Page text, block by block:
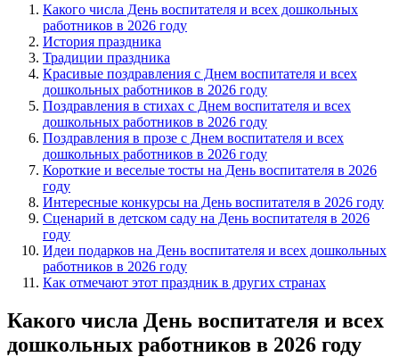
Какого числа День воспитателя и всех дошкольных
работников в 2026 году
История праздника
Традиции праздника
Красивые поздравления с Днем воспитателя и всех
дошкольных работников в 2026 году
Поздравления в стихах с Днем воспитателя и всех
дошкольных работников в 2026 году
Поздравления в прозе с Днем воспитателя и всех
дошкольных работников в 2026 году
Короткие и веселые тосты на День воспитателя в 2026
году
Интересные конкурсы на День воспитателя в 2026 году
Сценарий в детском саду на День воспитателя в 2026
году
Идеи подарков на День воспитателя и всех дошкольных
работников в 2026 году
Как отмечают этот праздник в других странах
Какого числа День воспитателя и всех
дошкольных работников в 2026 году